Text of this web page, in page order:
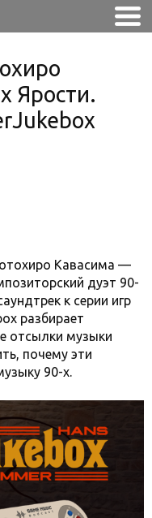
Ярости.
Кавасима —
дуэт 90-
к серии игр
разбирает
отсылки музыки
почему эти
90-х.